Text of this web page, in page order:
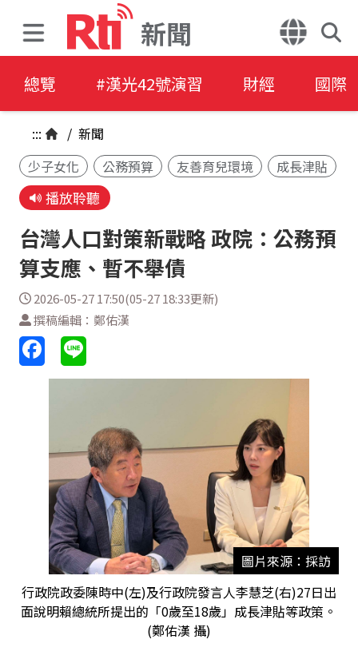
新聞
總覽 #漢光42號演習 財經 國際
::: / 新聞
少子女化
公務預算 友善育兒環境 成長津貼
播放聆聽
台灣人口對策新戰略 政院：公務預
算支應、暫不舉債
2026-05-27 17:50(05-27 18:33更新)
撰稿編輯：鄭佑漢
圖片來源：採訪
行政院政委陳時中(左)及行政院發言人李慧芝(右)27日出
面說明賴總統所提出的「0歲至18歲」成長津貼等政策。
(鄭佑漢 攝)